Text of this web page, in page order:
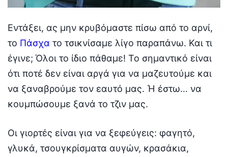
Εντάξει, ας μην κρυβόμαστε πίσω από το αρνί,
το Πάσχα το τσικνίσαμε λίγο παραπάνω. Και τι
έγινε; Όλοι το ίδιο πάθαμε! Το σημαντικό είναι
ότι ποτέ δεν είναι αργά για να μαζευτούμε και
να ξαναβρούμε τον εαυτό μας. Ή έστω… να
κουμπώσουμε ξανά το τζιν μας.
Οι γιορτές είναι για να ξεφεύγεις: φαγητό,
γλυκά, τσουγκρίσματα αυγών, κρασάκια,